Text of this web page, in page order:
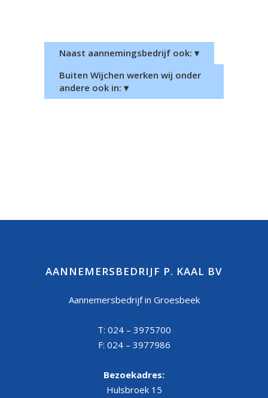
Groesbeek
Naast aannemingsbedrijf ook: ▾
Buiten Wijchen werken wij onder
andere ook in: ▾
AANNEMERSBEDRIJF P. KAAL BV
Aannemersbedrijf in Groesbeek
T: 024 – 3975700
F: 024 – 3977986
Bezoekadres:
Hulsbroek 15